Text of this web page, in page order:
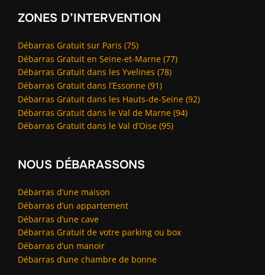
ZONES D’INTERVENTION
Débarras Gratuit sur Paris (75)
Débarras Gratuit en Seine-et-Marne (77)
Débarras Gratuit dans les Yvelines (78)
Débarras Gratuit dans l’Essonne (91)
Débarras Gratuit dans les Hauts-de-Seine (92)
Débarras Gratuit dans le Val de Marne (94)
Débarras Gratuit dans le Val d’Oise (95)
NOUS DÉBARASSONS
Débarras d’une maison
Débarras d’un appartement
Débarras d’une cave
Débarras Gratuit de votre parking ou box
Débarras d’un manoir
Débarras d’une chambre de bonne